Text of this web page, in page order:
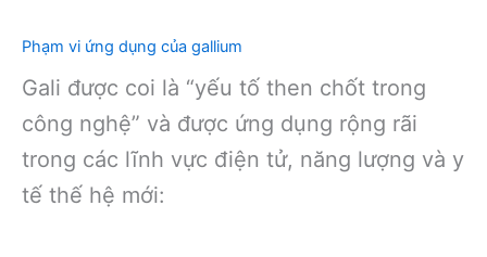
Phạm vi ứng dụng của gallium
Gali được coi là “yếu tố then chốt trong
công nghệ” và được ứng dụng rộng rãi
trong các lĩnh vực điện tử, năng lượng và y
tế thế hệ mới: